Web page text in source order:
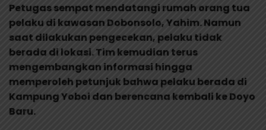
Petugas sempat mendatangi rumah orang tua
pelaku di kawasan Dobonsolo, Yahim. Namun
saat dilakukan pengecekan, pelaku tidak
berada di lokasi. Tim kemudian terus
mengembangkan informasi hingga
memperoleh petunjuk bahwa pelaku berada di
Kampung Yoboi dan berencana kembali ke Doyo
Baru.